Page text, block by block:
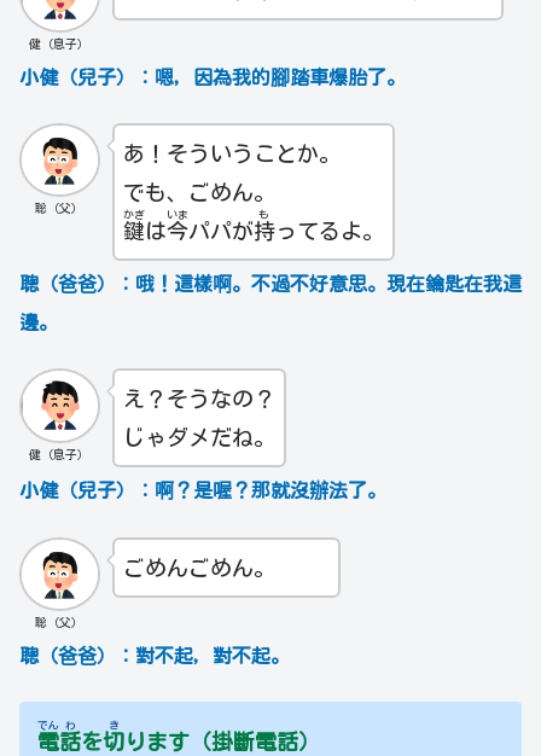
健（息子）
小健（兒子）：嗯，因為我的腳踏車爆胎了。
聡（父）
あ！そういうことか。
でも、ごめん。
鍵
かぎ
は今
いま
パパが持
も
ってるよ。
聰（爸爸）：哦！這樣啊。不過不好意思。現在鑰匙在我這
邊。
健（息子）
え？そうなの？
じゃダメだね。
小健（兒子）：啊？是喔？那就沒辦法了。
聡（父）
ごめんごめん。
聰（爸爸）：對不起，對不起。
電
でん
話
わ
を切
き
ります（掛斷電話）